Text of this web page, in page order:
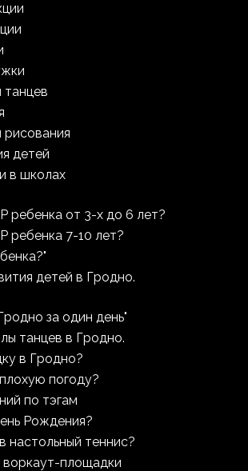
детей
в школах
ребенка от 3-х до 6 лет?
ребенка 7-10 лет?
детей в Гродно.
за один день"
танцев в Гродно.
в Гродно?
погоду?
по тэгам
Рождения?
настольный теннис?
площадки